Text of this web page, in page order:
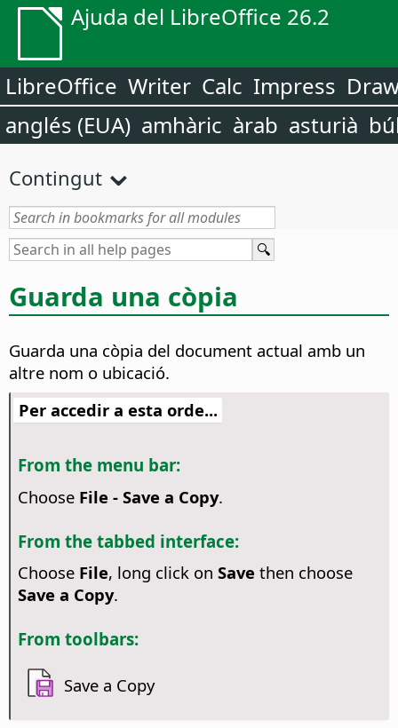
Ajuda del LibreOffice 26.2
LibreOffice Writer Calc Impress
anglés (EUA) amhàric àrab asturià
Contingut
Guarda una còpia
Guarda una còpia del document actual amb un
altre nom o ubicació.
Per accedir a esta orde...
From the menu bar:
Choose File - Save a Copy.
From the tabbed interface:
Choose File, long click on Save then choose
Save a Copy.
From toolbars:
Save a Copy